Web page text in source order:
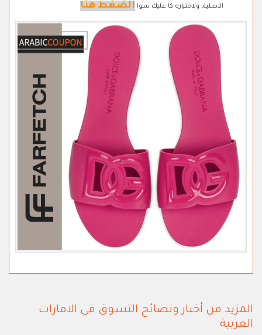
الاصلية، ولاختياره كا عليك سوا الضغط هنا
المزيد من أخبار ونصائح التسوق في الامارات
العربية